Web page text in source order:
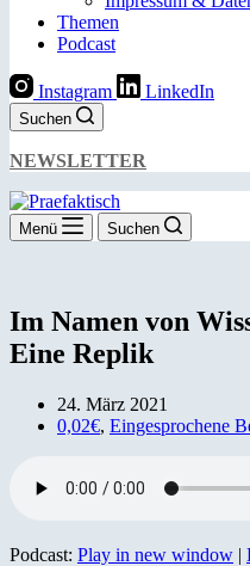
Themen
Podcast
Instagram LinkedIn
Suchen
NEWSLETTER
Menü Suchen
Im Namen von
Eine Replik
24. März 2021
0,02€, Eingesprochene
Podcast: Play in new window |